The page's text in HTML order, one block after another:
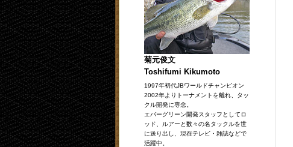
菊元俊文
Toshifumi Kikumoto
1997年初代JBワールドチャンピオン
2002年よりトーナメントを離れ、タッ
クル開発に専念。
エバーグリーン開発スタッフとしてロ
ッド、ルアーと数々の名タックルを世
に送り出し、現在テレビ・雑誌などで
活躍中。